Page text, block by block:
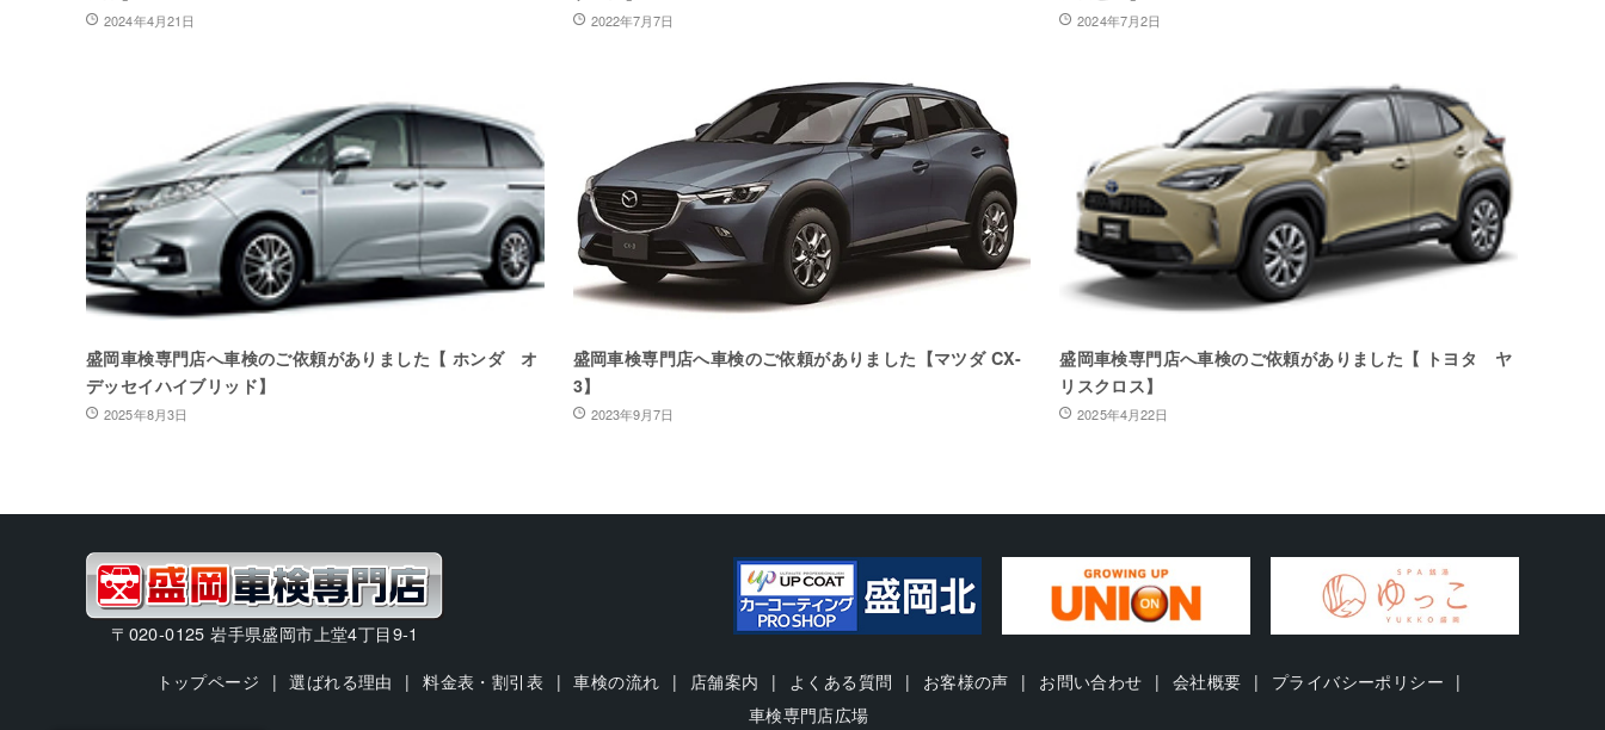
2024年4月21日 2022年7月7日 2024年7月2日
盛岡車検専門店へ車検のご依頼がありました【 ホンダ オ
デッセイハイブリッド】
2025年8月3日
盛岡車検専門店へ車検のご依頼がありました【マツダ CX-
3】
2023年9月7日
盛岡車検専門店へ車検のご依頼がありました【 トヨタ ヤ
リスクロス】
2025年4月22日
〒020-0125 岩手県盛岡市上堂4丁目9-1
トップページ 選ばれる理由 料金表・割引表 車検の流れ 店舗案内 よくある質問 お客様の声 お問い合わせ 会社概要
プライバシーポリシー
車検専門店広場